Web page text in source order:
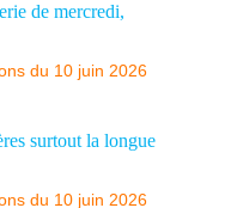
de mercredi,
surtout la longue